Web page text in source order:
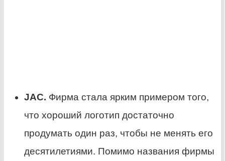
JAC. Фирма стала ярким примером того,
что хороший логотип достаточно
продумать один раз, чтобы не менять его
десятилетиями. Помимо названия фирмы